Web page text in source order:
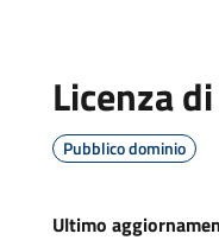
Licenza
Pubblico dominio
Ultimo